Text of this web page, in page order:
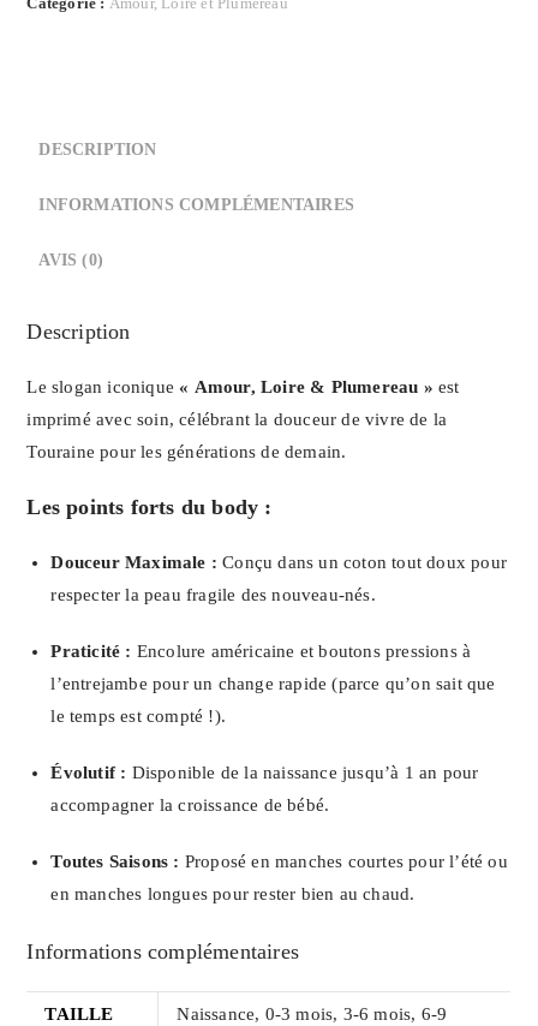
DESCRIPTION
INFORMATIONS COMPLÉMENTAIRES
AVIS (0)
Description
Le slogan iconique« Amour, Loire & Plumereau » est
imprimé avec soin, célébrant la douceur de vivre de la
Touraine pour les générations de demain.
Les points forts du body :
Douceur Maximale : Conçu dans un coton tout doux pour
respecter la peau fragile des nouveau-nés.
Praticité : Encolure américaine et boutons pressions à
l’entrejambe pour un change rapide (parce qu’on sait que
le temps est compté !).
Évolutif : Disponible de la naissance jusqu’à 1 an pour
accompagner la croissance de bébé.
Toutes Saisons : Proposé en manches courtes pour l’été ou
en manches longues pour rester bien au chaud.
Informations complémentaires
TAILLE
Naissance, 0-3 mois, 3-6 mois, 6-9